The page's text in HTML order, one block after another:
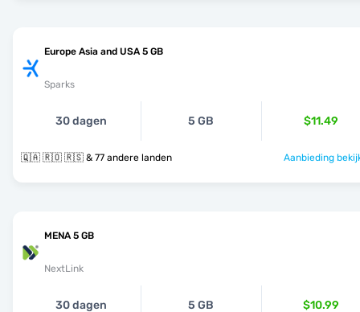
Europe Asia and USA 5 GB
Sparks
30 dagen 5 GB $11.49
🇶🇦 🇷🇴 🇷🇸 & 77 andere landen Aanbieding
MENA 5 GB
NextLink
30 dagen 5 GB $10.99